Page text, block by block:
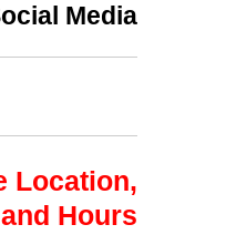
Media:
Location,
Hours